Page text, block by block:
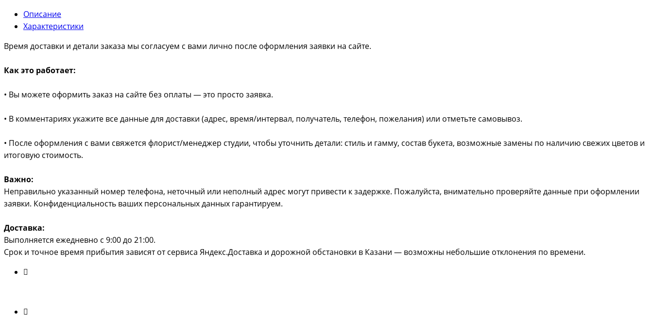
Описание
Характеристики
Время доставки и детали заказа мы согласуем с вами лично после оформления заявки на сайте.
Как это работает:
• Вы можете оформить заказ на сайте без оплаты — это просто заявка.
• В комментариях укажите все данные для доставки (адрес, время/интервал, получатель, телефон, пожелания) или отметьте самовывоз.
• После оформления с вами свяжется флорист/менеджер студии, чтобы уточнить детали: стиль и гамму, состав букета, возможные замены по наличию свежих цветов и
итоговую стоимость.
Важно:
Неправильно указанный номер телефона, неточный или неполный адрес могут привести к задержке. Пожалуйста, внимательно проверяйте данные при оформлении
заявки. Конфиденциальность ваших персональных данных гарантируем.
Доставка:
Выполняется ежедневно с 9:00 до 21:00.
Срок и точное время прибытия зависят от сервиса Яндекс.Доставка и дорожной обстановки в Казани — возможны небольшие отклонения по времени.